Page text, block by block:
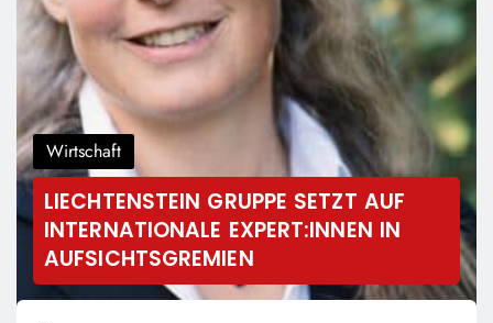
Wirtschaft
LIECHTENSTEIN GRUPPE SETZT AUF
INTERNATIONALE EXPERT:INNEN IN
AUFSICHTSGREMIEN